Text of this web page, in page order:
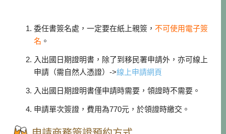
委任書簽名處，一定要在紙上親簽，不可使用電子簽
名 。
入出國日期證明書，除了到移民署申請外，亦可線上
申請（需自然人憑證）->線上申請網頁
入出國日期證明書僅申請時需要，領證時不需要。
申請單次簽證，費用為770元，於領證時繳交。